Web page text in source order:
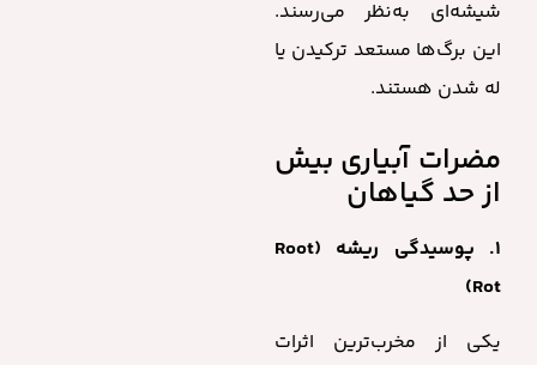
شیشه‌ای به‌نظر می‌رسند.
این برگ‌ها مستعد ترکیدن یا
له شدن هستند.
مضرات آبیاری بیش
از حد گیاهان
۱. پوسیدگی ریشه (Root
Rot)
یکی از مخرب‌ترین اثرات